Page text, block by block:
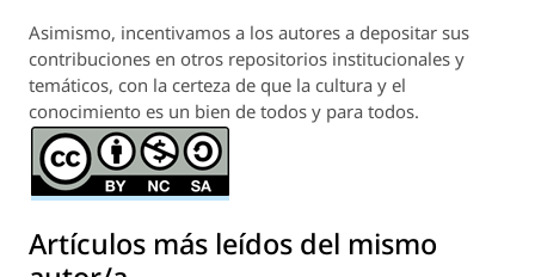
Asimismo, incentivamos a los autores a depositar sus
contribuciones en otros repositorios institucionales y
temáticos, con la certeza de que la cultura y el
conocimiento es un bien de todos y para todos.
Artículos más leídos del mismo